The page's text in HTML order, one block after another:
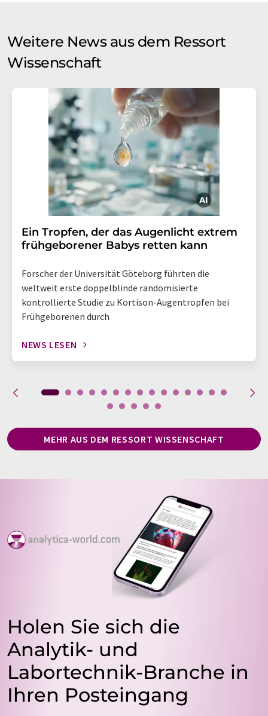
Weitere News aus dem Ressort
Wissenschaft
Ein Tropfen, der das Augenlicht extrem
frühgeborener Babys retten kann
Forscher der Universität Göteborg führten die
weltweit erste doppelblinde randomisierte
kontrollierte Studie zu Kortison-Augentropfen bei
Frühgeborenen durch
NEWS LESEN
MEHR AUS DEM RESSORT WISSENSCHAFT
Holen Sie sich die
Analytik- und
Labortechnik-Branche in
Ihren Posteingang